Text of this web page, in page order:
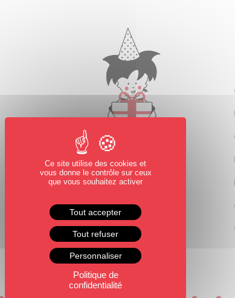
Ce site utilise des cookies et
vous donne le contrôle sur ceux
que vous souhaitez activer
Tout accepter
Tout refuser
Personnaliser
Politique de
confidentialité